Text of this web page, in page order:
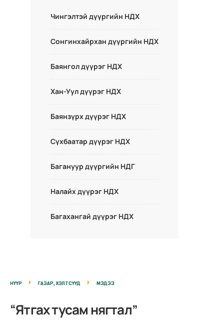
Чингэлтэй дүүргийн НДХ
Сонгинхайрхан дүүргийн НДХ
Баянгол дүүрэг НДХ
Хан-Уул дүүрэг НДХ
Баянзүрх дүүрэг НДХ
Сүхбаатар дүүрэг НДХ
Багануур дүүргийн НДГ
Налайх дүүрэг НДХ
Багахангай дүүрэг НДХ
НҮҮР ГАЗАР, ХЭЛТСҮҮД МЭДЭЭ
“Ятгах тусам нягтал”